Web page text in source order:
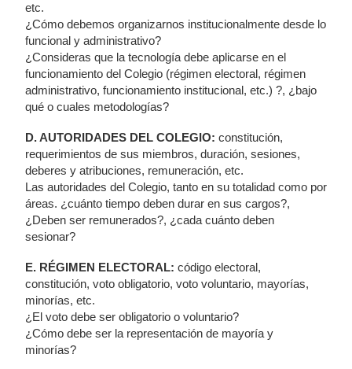
etc.
¿Cómo debemos organizarnos institucionalmente desde lo
funcional y administrativo?
¿Consideras que la tecnología debe aplicarse en el
funcionamiento del Colegio (régimen electoral, régimen
administrativo, funcionamiento institucional, etc.) ?, ¿bajo
qué o cuales metodologías?
D. AUTORIDADES DEL COLEGIO: constitución,
requerimientos de sus miembros, duración, sesiones,
deberes y atribuciones, remuneración, etc.
Las autoridades del Colegio, tanto en su totalidad como por
áreas. ¿cuánto tiempo deben durar en sus cargos?,
¿Deben ser remunerados?, ¿cada cuánto deben
sesionar?
E. RÉGIMEN ELECTORAL: código electoral,
constitución, voto obligatorio, voto voluntario, mayorías,
minorías, etc.
¿El voto debe ser obligatorio o voluntario?
¿Cómo debe ser la representación de mayoría y
minorías?